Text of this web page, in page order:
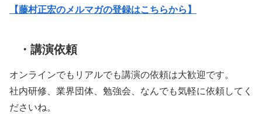
【藤村正宏のメルマガの登録はこちらから】
・講演依頼
オンラインでもリアルでも講演の依頼は大歓迎です。
社内研修、業界団体、勉強会、なんでも気軽に依頼してく
ださいね。